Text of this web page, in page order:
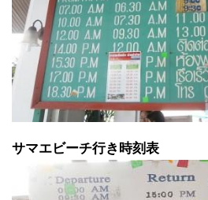
サマエビーチ行き時刻表